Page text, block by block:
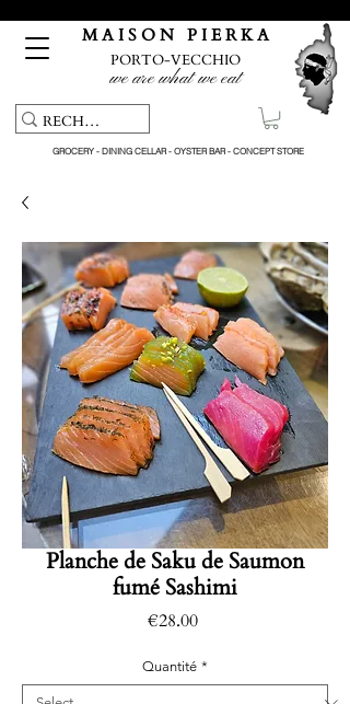
M A I S O N P I E R K A
PORTO-VECCHIO
we are what we eat
GROCERY - DINING CELLAR - OYSTER BAR - CONCEPT STORE
Planche de Saku de Saumon
fumé Sashimi
€28.00Price
Quantité *